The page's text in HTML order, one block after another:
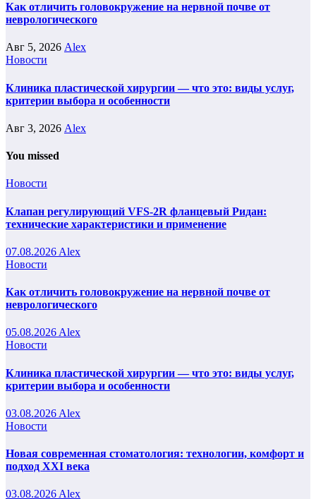
Как отличить головокружение на нервной почве от
неврологического
Авг 5, 2026 Alex
Новости
Клиника пластической хирургии — что это: виды услуг,
критерии выбора и особенности
Авг 3, 2026 Alex
You missed
Новости
Клапан регулирующий VFS-2R фланцевый Ридан:
технические характеристики и применение
07.08.2026 Alex
Новости
Как отличить головокружение на нервной почве от
неврологического
05.08.2026 Alex
Новости
Клиника пластической хирургии — что это: виды услуг,
критерии выбора и особенности
03.08.2026 Alex
Новости
Новая современная стоматология: технологии, комфорт и
подход XXI века
03.08.2026Alex